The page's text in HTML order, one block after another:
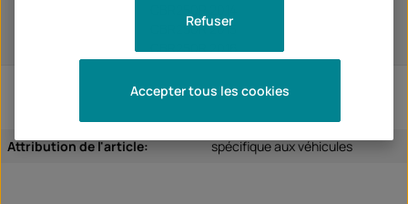
CBR250R 2015
Attribution de l'article: spécifique aux véhicules
Refuser
Accepter tous les cookies